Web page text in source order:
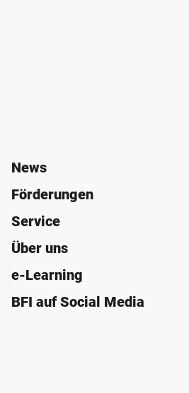
News
Förderungen
Service
Über uns
e-Learning
BFI auf Social Media